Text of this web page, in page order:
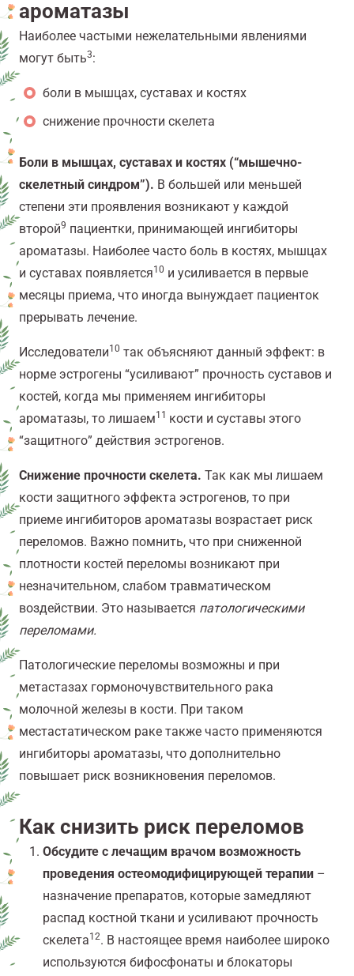
ароматазы
Наиболее частыми нежелательными явлениями
могут быть3:
боли в мышцах, суставах и костях
снижение прочности скелета
Боли в мышцах, суставах и костях (“мышечно-
скелетный синдром”). В большей или меньшей
степени эти проявления возникают у каждой
второй9 пациентки, принимающей ингибиторы
ароматазы. Наиболее часто боль в костях, мышцах
и суставах появляется10 и усиливается в первые
месяцы приема, что иногда вынуждает пациенток
прерывать лечение.
Исследователи10 так объясняют данный эффект: в
норме эстрогены “усиливают” прочность суставов и
костей, когда мы применяем ингибиторы
ароматазы, то лишаем11 кости и суставы этого
“защитного” действия эстрогенов.
Снижение прочности скелета. Так как мы лишаем
кости защитного эффекта эстрогенов, то при
приеме ингибиторов ароматазы возрастает риск
переломов. Важно помнить, что при сниженной
плотности костей переломы возникают при
незначительном, слабом травматическом
воздействии. Это называется патологическими
переломами.
Патологические переломы возможны и при
метастазах гормоночувствительного рака
молочной железы в кости. При таком
местастатическом раке также часто применяются
ингибиторы ароматазы, что дополнительно
повышает риск возникновения переломов.
Как снизить риск переломов
Обсудите с лечащим врачом возможность
проведения остеомодифицирующей терапии –
назначение препаратов, которые замедляют
распад костной ткани и усиливают прочность
скелета12. В настоящее время наиболее широко
используются бифосфонаты и блокаторы